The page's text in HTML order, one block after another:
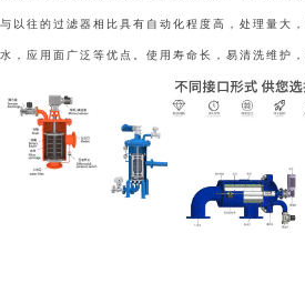
与以往的过滤器相比具有自动化程度高，处理量大
水，应用面广泛等优点。使用寿命长，易清洗维护